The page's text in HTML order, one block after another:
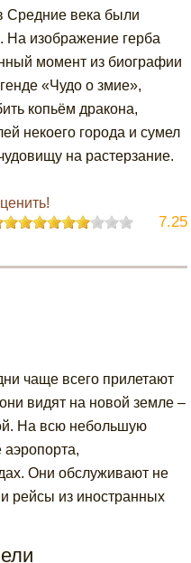
Средние века были
изображение герба
момент из биографии
«Чудо о змие»,
копьём дракона,
некоего города и сумел
на растерзание.
7.25
чаще всего прилетают
видят на новой земле –
На всю небольшую
аэропорта,
Они обслуживают не
рейсы из иностранных